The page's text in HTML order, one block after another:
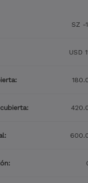
SZ -
USD